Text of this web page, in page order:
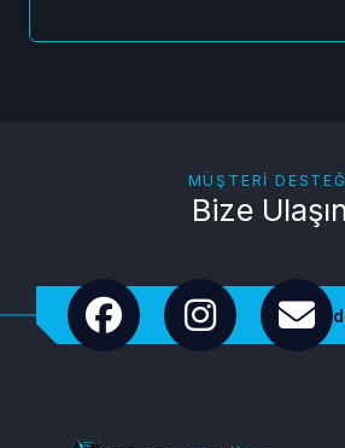
MÜŞTERI
Bize Ulaşın